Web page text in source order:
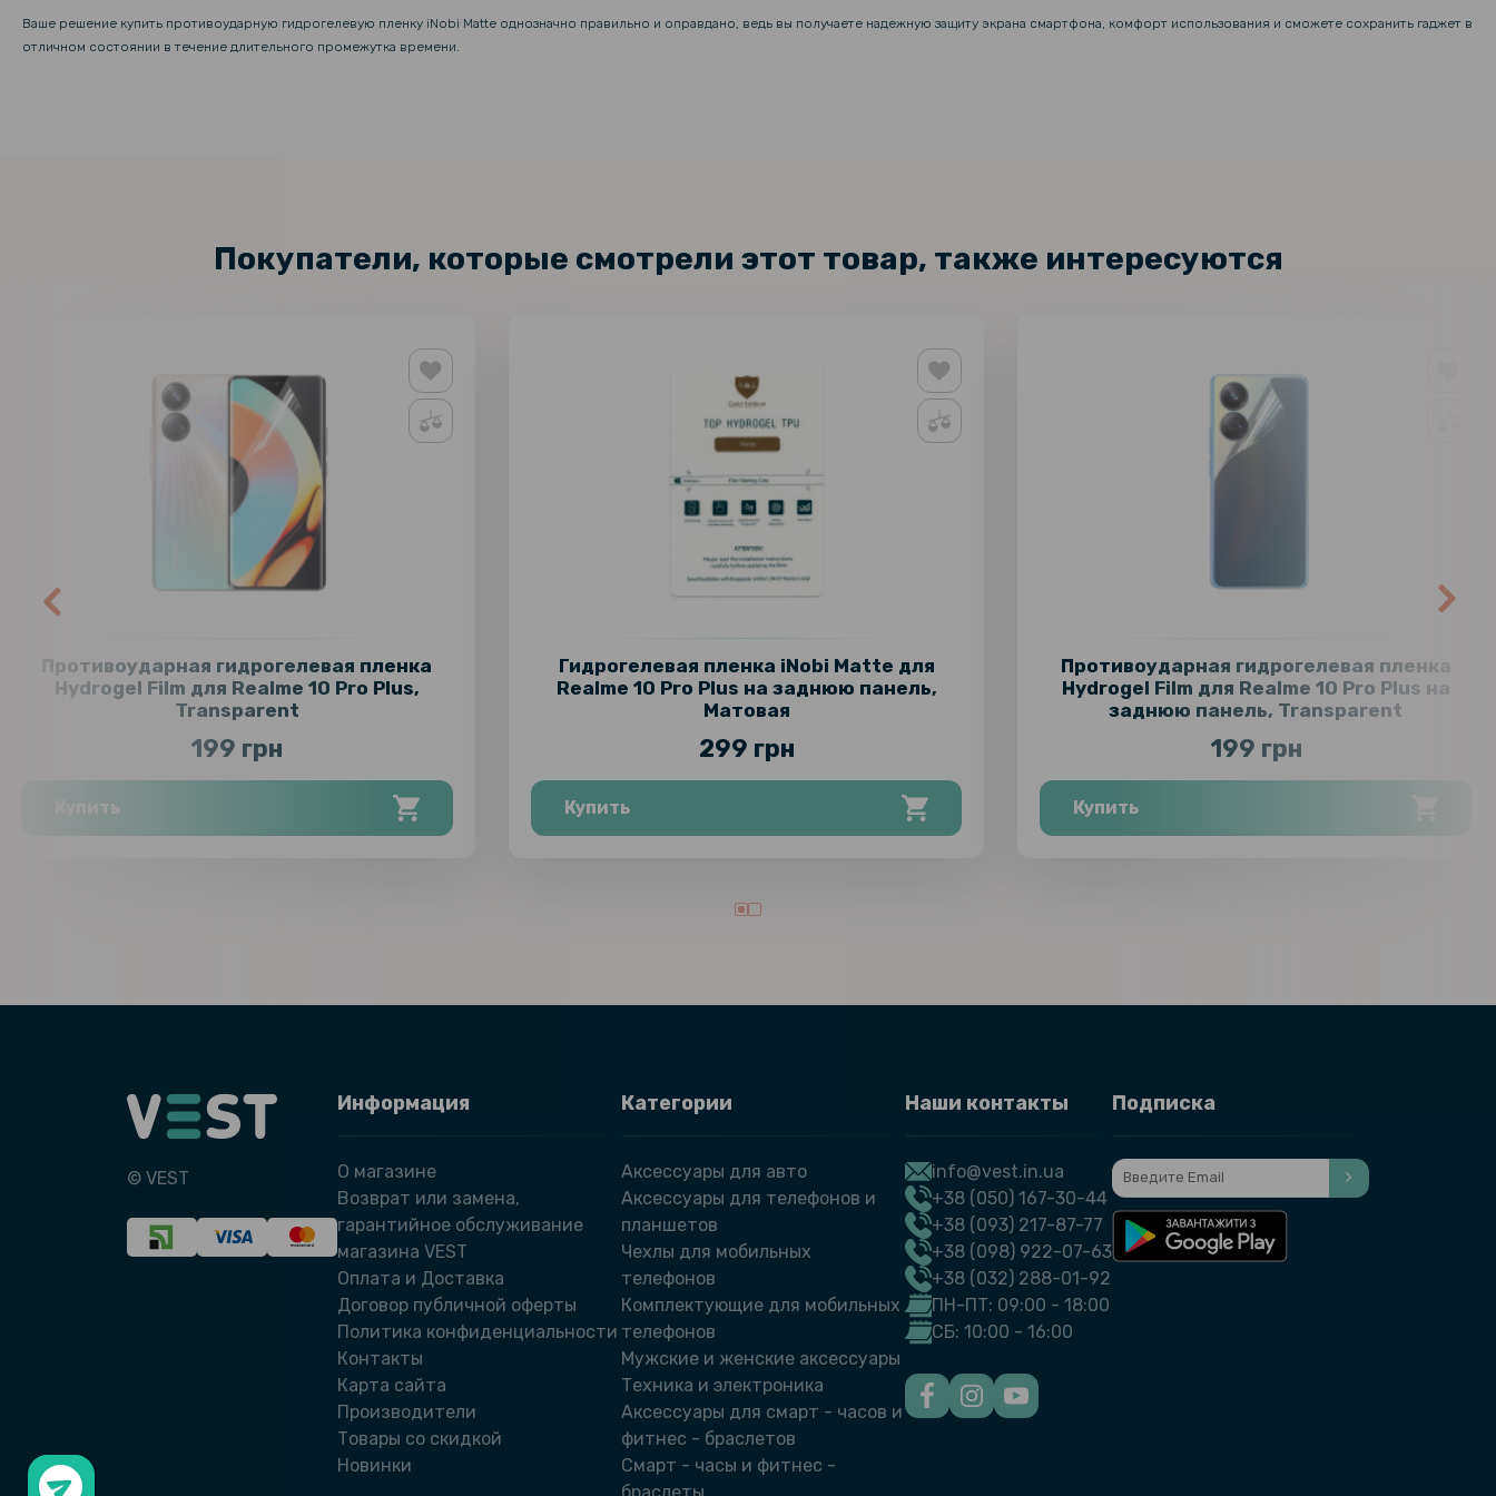
Ваше решение купить противоударную гидрогелевую пленку iNobi Matte однозначно правильно и оправдано, ведь вы получаете надежную защиту экрана смартфона, комфорт использования и сможете сохранить гаджет в
отличном состоянии в течение длительного промежутка времени.
Покупатели, которые смотрели этот товар, также интересуются
Противоударная гидрогелевая пленка
Hydrogel Film для Realme 10 Pro Plus,
Transparent
199 грн
Купить
Гидрогелевая пленка iNobi Matte для
Realme 10 Pro Plus на заднюю панель,
Матовая
299 грн
Купить
Противоударная гидрогелевая пленка
Hydrogel Film для Realme 10 Pro Plus на
заднюю панель, Transparent
199 грн
Купить
© VEST
Информация
О магазине
Возврат или замена,
гарантийное обслуживание
магазина VEST
Оплата и Доставка
Договор публичной оферты
Политика конфиденциальности
Контакты
Карта сайта
Производители
Товары со скидкой
Новинки
Категории
Аксессуары для авто
Аксессуары для телефонов и
планшетов
Чехлы для мобильных
телефонов
Комплектующие для мобильных
телефонов
Мужские и женские аксессуары
Техника и электроника
Аксессуары для смарт - часов и
фитнес - браслетов
Смарт - часы и фитнес -
Наши контакты
info@vest.in.ua
+38 (050) 167-30-44
+38 (093) 217-87-77
+38 (098) 922-07-63
+38 (032) 288-01-92
ПН-ПТ: 09:00 - 18:00
СБ: 10:00 - 16:00
Подписка